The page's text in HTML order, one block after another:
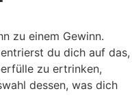
zu einem Gewinn.
du dich auf das,
zu ertrinken,
dessen, was dich